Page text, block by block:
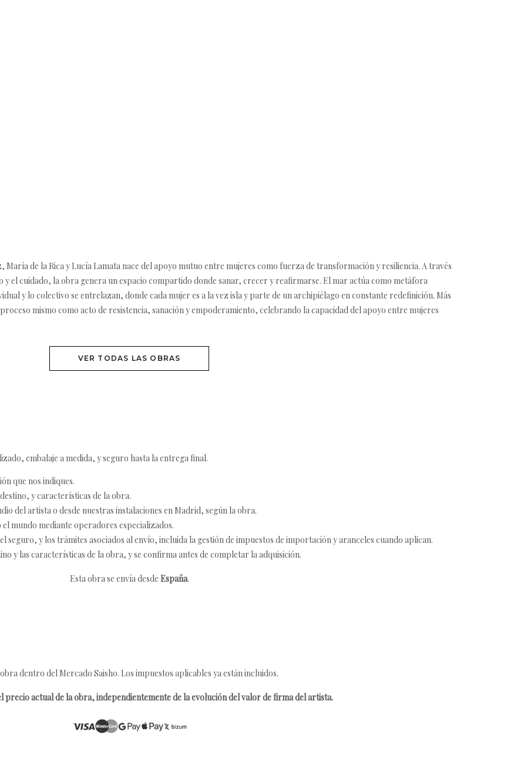
de la Rica y Lucía Lamata nace del apoyo mutuo entre mujeres como fuerza de transformación y resiliencia. A través
y el cuidado, la obra genera un espacio compartido donde sanar, crecer y reafirmarse. El mar actúa como metáfora
y lo colectivo se entrelazan, donde cada mujer es a la vez isla y parte de un archipiélago en constante redefinición. Más
mismo como acto de resistencia, sanación y empoderamiento, celebrando la capacidad del apoyo entre mujeres
VER TODAS LAS OBRAS
embalaje a medida, y seguro hasta la entrega final.
que nos indiques.
y características de la obra.
del artista o desde nuestras instalaciones en Madrid, según la obra.
el mundo mediante operadores especializados.
seguro, y los trámites asociados al envío, incluida la gestión de impuestos de importación y aranceles cuando aplican.
y las características de la obra, y se confirma antes de completar la adquisición.
Esta obra se envía desde España.
dentro del Mercado Saisho. Los impuestos aplicables ya están incluidos.
precio actual de la obra, independientemente de la evolución del valor de firma del artista.